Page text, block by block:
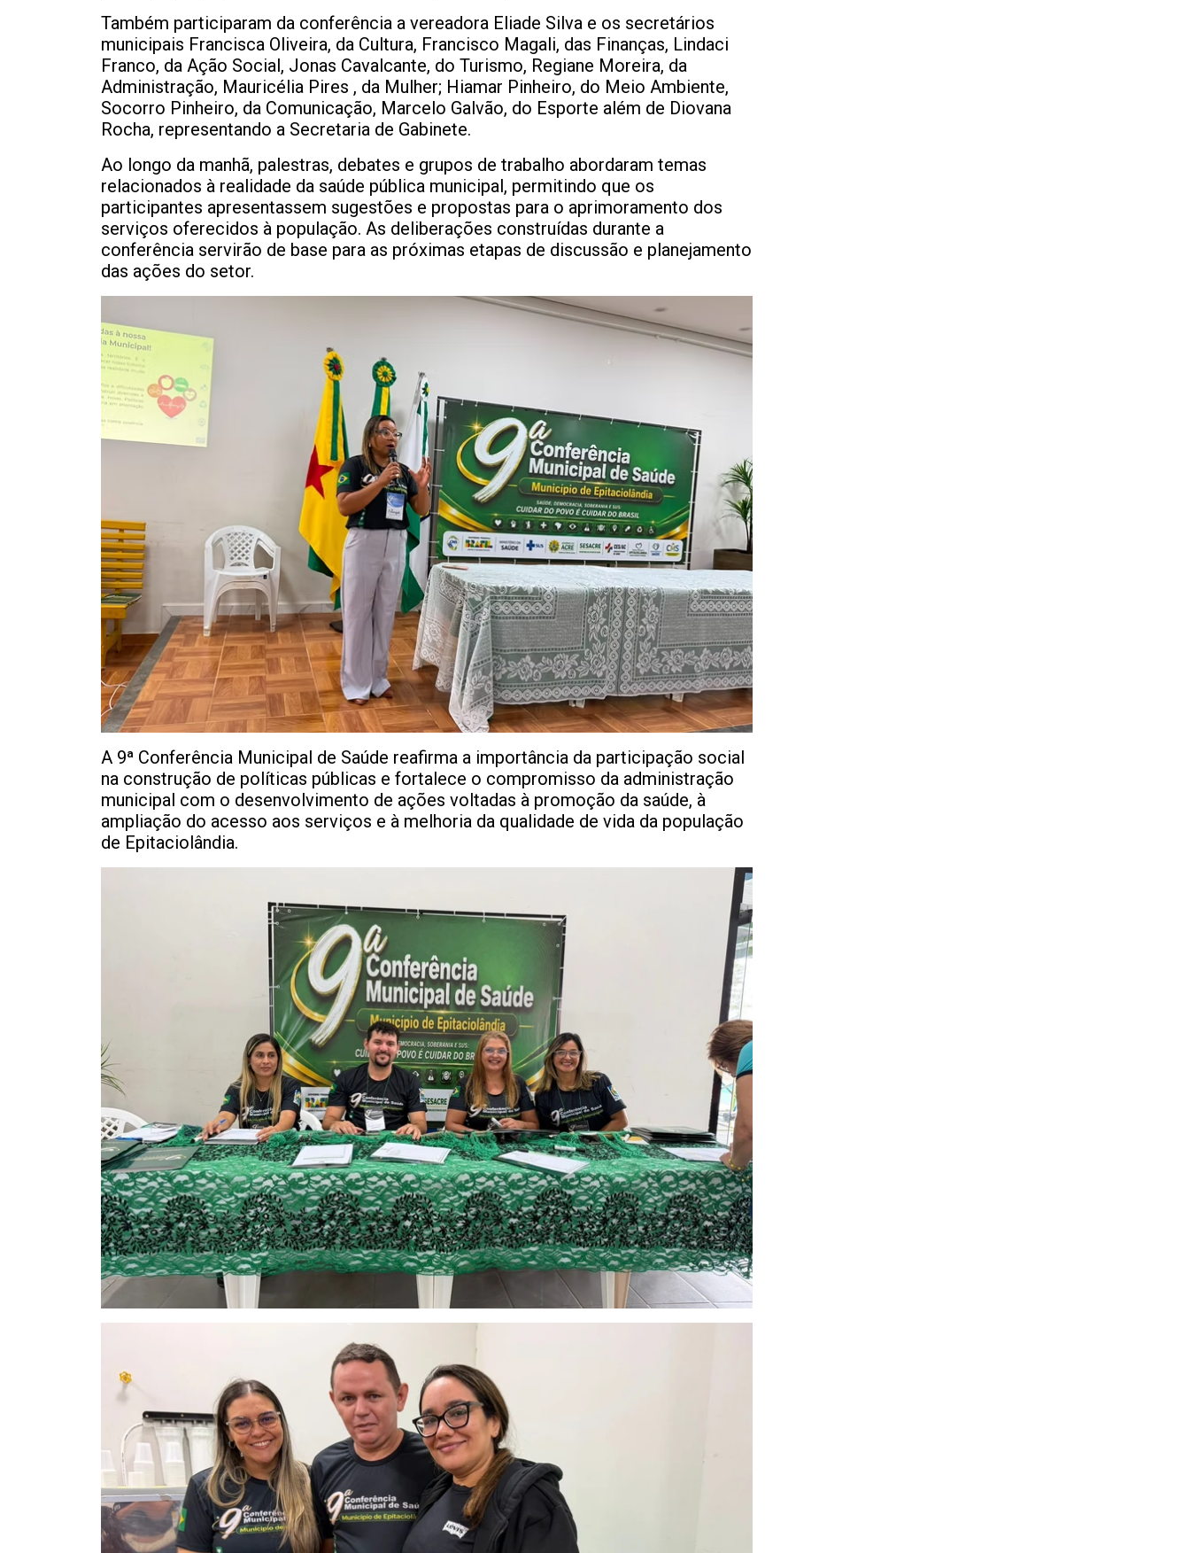
Também participaram da conferência a vereadora Eliade Silva e os secretários
municipais Francisca Oliveira, da Cultura, Francisco Magali, das Finanças, Lindaci
Franco, da Ação Social, Jonas Cavalcante, do Turismo, Regiane Moreira, da
Administração, Mauricélia Pires , da Mulher; Hiamar Pinheiro, do Meio Ambiente,
Socorro Pinheiro, da Comunicação, Marcelo Galvão, do Esporte além de Diovana
Rocha, representando a Secretaria de Gabinete.
Ao longo da manhã, palestras, debates e grupos de trabalho abordaram temas
relacionados à realidade da saúde pública municipal, permitindo que os
participantes apresentassem sugestões e propostas para o aprimoramento dos
serviços oferecidos à população. As deliberações construídas durante a
conferência servirão de base para as próximas etapas de discussão e planejamento
das ações do setor.
A 9ª Conferência Municipal de Saúde reafirma a importância da participação social
na construção de políticas públicas e fortalece o compromisso da administração
municipal com o desenvolvimento de ações voltadas à promoção da saúde, à
ampliação do acesso aos serviços e à melhoria da qualidade de vida da população
de Epitaciolândia.